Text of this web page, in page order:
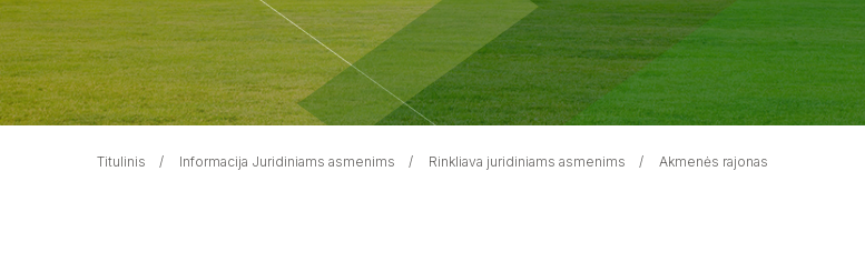
Titulinis Informacija Juridiniams asmenims Rinkliava juridiniams asmenims Akmenės rajonas